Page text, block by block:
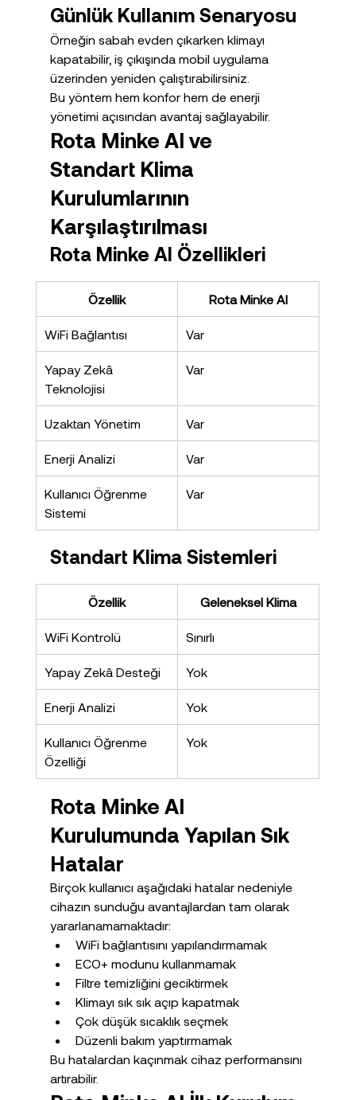
Günlük Kullanım Senaryosu
Örneğin sabah evden çıkarken klimayı
kapatabilir, iş çıkışında mobil uygulama
üzerinden yeniden çalıştırabilirsiniz.
Bu yöntem hem konfor hem de enerji
yönetimi açısından avantaj sağlayabilir.
Rota Minke AI ve
Standart Klima
Kurulumlarının
Karşılaştırılması
Rota Minke AI Özellikleri
Özellik Rota Minke AI
WiFi Bağlantısı Var
Yapay Zekâ
Teknolojisi
Var
Uzaktan Yönetim Var
Enerji Analizi Var
Kullanıcı Öğrenme
Sistemi
Var
Standart Klima Sistemleri
Özellik Geleneksel Klima
WiFi Kontrolü Sınırlı
Yapay Zekâ Desteği Yok
Enerji Analizi Yok
Kullanıcı Öğrenme
Özelliği
Yok
Rota Minke AI
Kurulumunda Yapılan Sık
Hatalar
Birçok kullanıcı aşağıdaki hatalar nedeniyle
cihazın sunduğu avantajlardan tam olarak
yararlanamamaktadır:
WiFi bağlantısını yapılandırmamak
ECO+ modunu kullanmamak
Filtre temizliğini geciktirmek
Klimayı sık sık açıp kapatmak
Çok düşük sıcaklık seçmek
Düzenli bakım yaptırmamak
Bu hatalardan kaçınmak cihaz performansını
artırabilir.